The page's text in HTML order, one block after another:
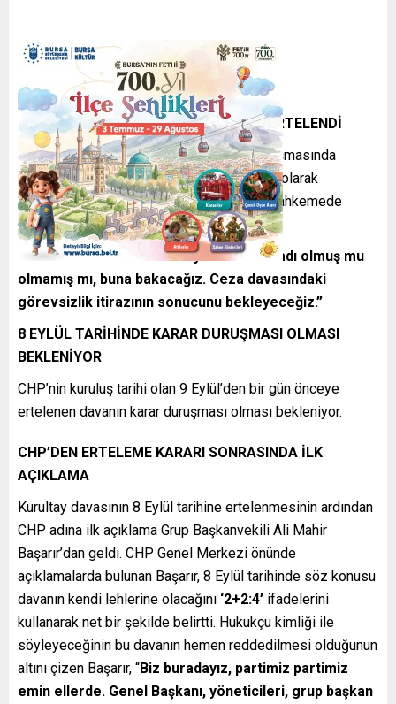
KURULTAY DAVASI 8 EYLÜL TARİHİNE ERTELENDİ
CHP’nin 38’inci Olağan Kurultayı’nın 3. duruşmasında
erteleme kararı çıktı. Duruşma tarihi 8 Eylül olarak
belirlendi. Sabah saat 10.00’da başlayan mahkemede
hakim şöyle dedi:
“Menfaat temini nedeniyle irade fesadı olmuş mu
olmamış mı, buna bakacağız. Ceza davasındaki
görevsizlik itirazının sonucunu bekleyeceğiz.”
8 EYLÜL TARİHİNDE KARAR DURUŞMASI OLMASI
BEKLENİYOR
CHP’nin kuruluş tarihi olan 9 Eylül’den bir gün önceye
ertelenen davanın karar duruşması olması bekleniyor.
CHP’DEN ERTELEME KARARI SONRASINDA İLK
AÇIKLAMA
Kurultay davasının 8 Eylül tarihine ertelenmesinin ardından
CHP adına ilk açıklama Grup Başkanvekili Ali Mahir
Başarır’dan geldi. CHP Genel Merkezi önünde
açıklamalarda bulunan Başarır, 8 Eylül tarihinde söz konusu
davanın kendi lehlerine olacağını ‘2+2:4’ ifadelerini
kullanarak net bir şekilde belirtti. Hukukçu kimliği ile
söyleyeceğinin bu davanın hemen reddedilmesi olduğunun
altını çizen Başarır, “Biz buradayız, partimiz partimiz
emin ellerde. Genel Başkanı, yöneticileri, grup başkan